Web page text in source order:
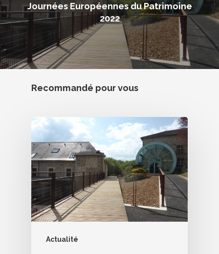
Journées Européennes du Patrimoine
2022
Recommandé pour vous
Actualité